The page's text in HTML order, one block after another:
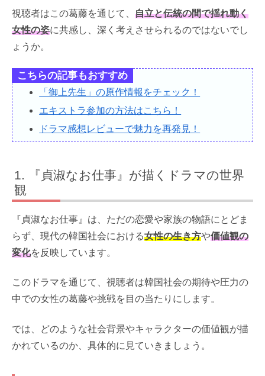
視聴者はこの葛藤を通じて、 自立と伝統の間で揺れ動く
女性の姿に共感し、深く考えさせられるのではないでし
ょうか。
こちらの記事もおすすめ
「御上先生」の原作情報をチェック！
エキストラ参加の方法はこちら！
ドラマ感想レビューで魅力を再発見！
『貞淑なお仕事』が描くドラマの世界
観
『貞淑なお仕事』は、ただの恋愛や家族の物語にとどま
らず、現代の韓国社会における女性の生き方や価値観の
変化を反映しています。
このドラマを通じて、視聴者は韓国社会の期待や圧力の
中での女性の葛藤や挑戦を目の当たりにします。
では、どのような社会背景やキャラクターの価値観が描
かれているのか、具体的に見ていきましょう。